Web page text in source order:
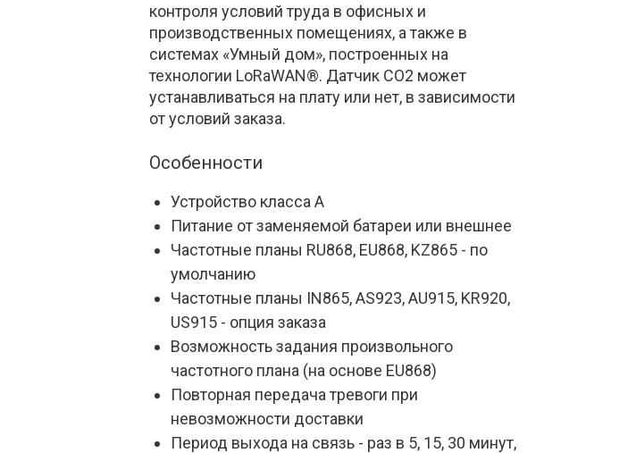
контроля условий труда в офисных и
производственных помещениях, а также в
системах «Умный дом», построенных на
технологии LoRaWAN®. Датчик СО2 может
устанавливаться на плату или нет, в зависимости
от условий заказа.
Особенности
Устройство класса А
Питание от заменяемой батареи или внешнее
Частотные планы RU868, EU868, KZ865 - по
умолчанию
Частотные планы IN865, AS923, AU915, KR920,
US915 - опция заказа
Возможность задания произвольного
частотного плана (на основе EU868)
Повторная передача тревоги при
невозможности доставки
Период выхода на связь - раз в 5, 15, 30 минут,